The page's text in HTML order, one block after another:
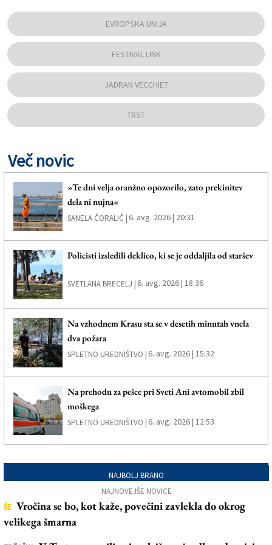
EVROPSKA UNIJA
FESTIVAL LINK
JADRAN VECCHIET
TRST
Več novic
»Te dni velja oranžno opozorilo, zato prekinitev
dela ni nujna«
SANELA ČORALIČ | 6. avg. 2026 | 20:31
Policisti izsledili deklico, ki se je oddaljila od staršev
SVETLANA BRECELJ | 6. avg. 2026 | 18:36
Na vzhodnem Krasu sta se v desetih minutah vnela
dva požara
SPLETNO UREDNIŠTVO | 6. avg. 2026 | 15:32
Na prehodu za pešce pri Sveti Ani avtomobil zbil
moškega
SPLETNO UREDNIŠTVO | 6. avg. 2026 | 12:53
NAJBOLJ BRANO
NAJNOVEJŠE NOVICE
ŠE Vročina se bo, kot kaže, povečini zavlekla do okrog
velikega šmarna